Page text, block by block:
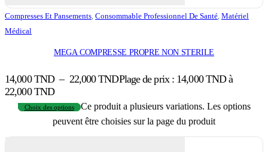
Compresses Et Pansements Consommable Professionnel De Santé Matériel
Médical
MEGA COMPRESSE PROPRE NON STERILE
14,000TND – 22,000TNDPlage de prix : 14,000 TND à
22,000 TND
Choix des options
Ce produit a plusieurs variations. Les options
peuvent être choisies sur la page du produit